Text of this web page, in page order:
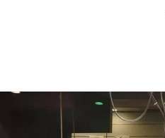
イベント・グッズ
YouTube
会社情報